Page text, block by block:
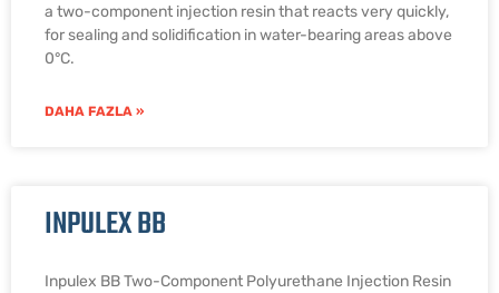
a two-component injection resin that reacts very quickly,
for sealing and solidification in water-bearing areas above
0°C.
DAHA FAZLA »
INPULEX BB
Inpulex BB Two-Component Polyurethane Injection Resin